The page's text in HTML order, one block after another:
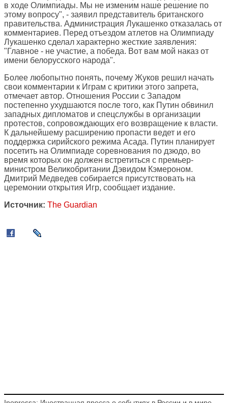
в ходе Олимпиады. Мы не изменим наше решение по
этому вопросу", - заявил представитель британского
правительства. Администрация Лукашенко отказалась от
комментариев. Перед отъездом атлетов на Олимпиаду
Лукашенко сделал характерно жесткие заявления:
"Главное - не участие, а победа. Вот вам мой наказ от
имени белорусского народа".
Более любопытно понять, почему Жуков решил начать
свои комментарии к Играм с критики этого запрета,
отмечает автор. Отношения России с Западом
постепенно ухудшаются после того, как Путин обвинил
западных дипломатов и спецслужбы в организации
протестов, сопровождающих его возвращение к власти.
К дальнейшему расширению пропасти ведет и его
поддержка сирийского режима Асада. Путин планирует
посетить на Олимпиаде соревнования по дзюдо, во
время которых он должен встретиться с премьер-
министром Великобритании Дэвидом Кэмероном.
Дмитрий Медведев собирается присутствовать на
церемонии открытия Игр, сообщает издание.
Источник: The Guardian